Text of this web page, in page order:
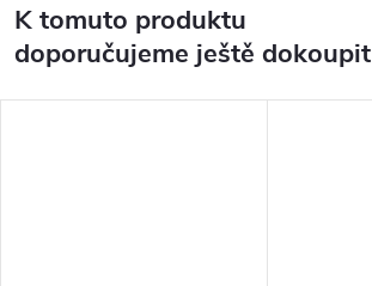
K tomuto produktu
doporučujeme ještě dokoupit